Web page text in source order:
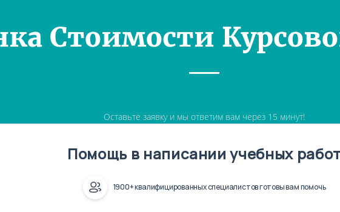
Стоимости
Оставьте заявку и мы ответим вам через 15 минут!
Помощь в написании учебных
1900+ квалифицированных специалистов готовы вам помочь